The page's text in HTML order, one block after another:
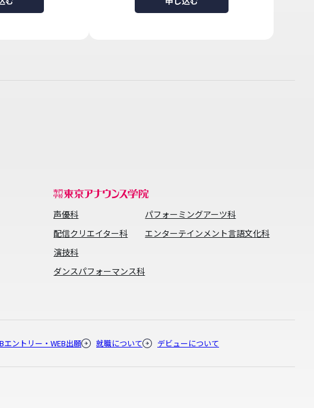
声優科
配信クリエイター科
演技科
ダンスパフォーマンス科
パフォーミングアーツ科
エンターテインメント言語文化科
エントリー・WEB出願 就職について デビューについて